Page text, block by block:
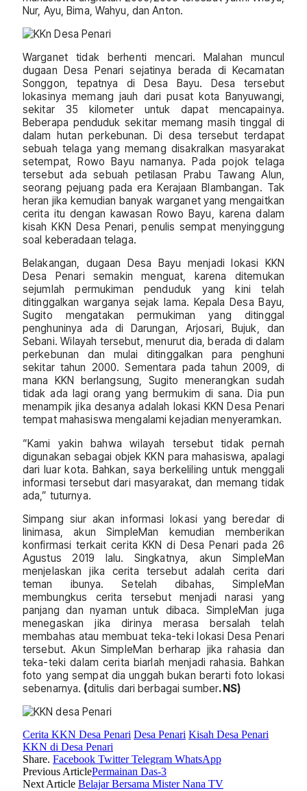
Nur, Ayu, Bima, Wahyu, dan Anton.
Warganet tidak berhenti mencari. Malahan muncul
dugaan Desa Penari sejatinya berada di Kecamatan
Songgon, tepatnya di Desa Bayu. Desa tersebut
lokasinya memang jauh dari pusat kota Banyuwangi,
sekitar 35 kilometer untuk dapat mencapainya.
Beberapa penduduk sekitar memang masih tinggal di
dalam hutan perkebunan. Di desa tersebut terdapat
sebuah telaga yang memang disakralkan masyarakat
setempat, Rowo Bayu namanya. Pada pojok telaga
tersebut ada sebuah petilasan Prabu Tawang Alun,
seorang pejuang pada era Kerajaan Blambangan. Tak
heran jika kemudian banyak warganet yang mengaitkan
cerita itu dengan kawasan Rowo Bayu, karena dalam
kisah KKN Desa Penari, penulis sempat menyinggung
soal keberadaan telaga.
Belakangan, dugaan Desa Bayu menjadi lokasi KKN
Desa Penari semakin menguat, karena ditemukan
sejumlah permukiman penduduk yang kini telah
ditinggalkan warganya sejak lama. Kepala Desa Bayu,
Sugito mengatakan permukiman yang ditinggal
penghuninya ada di Darungan, Arjosari, Bujuk, dan
Sebani. Wilayah tersebut, menurut dia, berada di dalam
perkebunan dan mulai ditinggalkan para penghuni
sekitar tahun 2000. Sementara pada tahun 2009, di
mana KKN berlangsung, Sugito menerangkan sudah
tidak ada lagi orang yang bermukim di sana. Dia pun
menampik jika desanya adalah lokasi KKN Desa Penari
tempat mahasiswa mengalami kejadian menyeramkan.
“Kami yakin bahwa wilayah tersebut tidak pernah
digunakan sebagai objek KKN para mahasiswa, apalagi
dari luar kota. Bahkan, saya berkeliling untuk menggali
informasi tersebut dari masyarakat, dan memang tidak
ada,” tuturnya.
Simpang siur akan informasi lokasi yang beredar di
linimasa, akun SimpleMan kemudian memberikan
konfirmasi terkait cerita KKN di Desa Penari pada 26
Agustus 2019 lalu. Singkatnya, akun SimpleMan
menjelaskan jika cerita tersebut adalah cerita dari
teman ibunya. Setelah dibahas, SimpleMan
membungkus cerita tersebut menjadi narasi yang
panjang dan nyaman untuk dibaca. SimpleMan juga
menegaskan jika dirinya merasa bersalah telah
membahas atau membuat teka-teki lokasi Desa Penari
tersebut. Akun SimpleMan berharap jika rahasia dan
teka-teki dalam cerita biarlah menjadi rahasia. Bahkan
foto yang sempat dia unggah bukan berarti foto lokasi
sebenarnya. (ditulis dari berbagai sumber. NS)
Cerita KKN Desa Penari Desa Penari Kisah Desa Penari
KKN di Desa Penari
Share. Facebook Twitter Telegram WhatsApp
Previous ArticlePermainan Das-3
Next Article Belajar Bersama Mister Nana TV